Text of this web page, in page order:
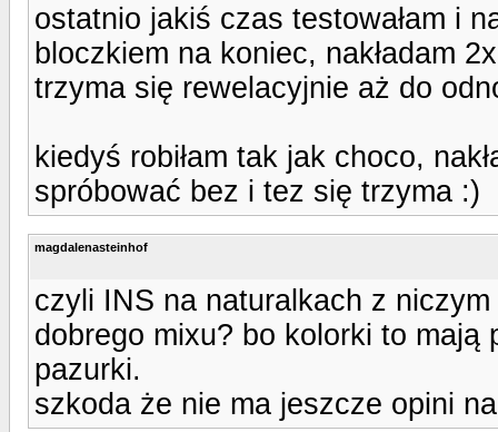
ostatnio jakiś czas testowałam i
bloczkiem na koniec, nakładam
trzyma się rewelacyjnie aż do
kiedyś robiłam tak jak choco,
spróbować bez i tez się trzyma :)
magdalenasteinhof
czyli INS na naturalkach z
dobrego mixu? bo kolorki to
pazurki.
szkoda że nie ma jeszcze opini